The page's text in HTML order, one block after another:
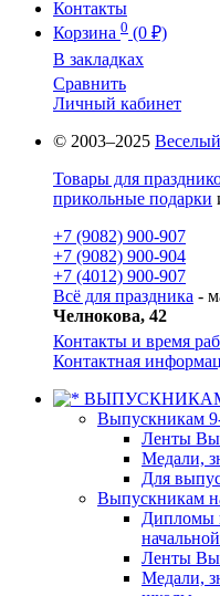
Контакты
Корзина 0 (0 ₽)
В закладках
Сравнить
Личный кабинет
© 2003–2025
Товары для
прикольные подарки
+7 (9082) 900-907
+7 (9082) 900-904
+7 (4012) 900-907
Всё для праздника -
Челнокова, 42
Контакты и время
Контактная
Выпускникам
Ленты
Медали,
Для
Выпускникам
Дипломы
Ленты
Медали,